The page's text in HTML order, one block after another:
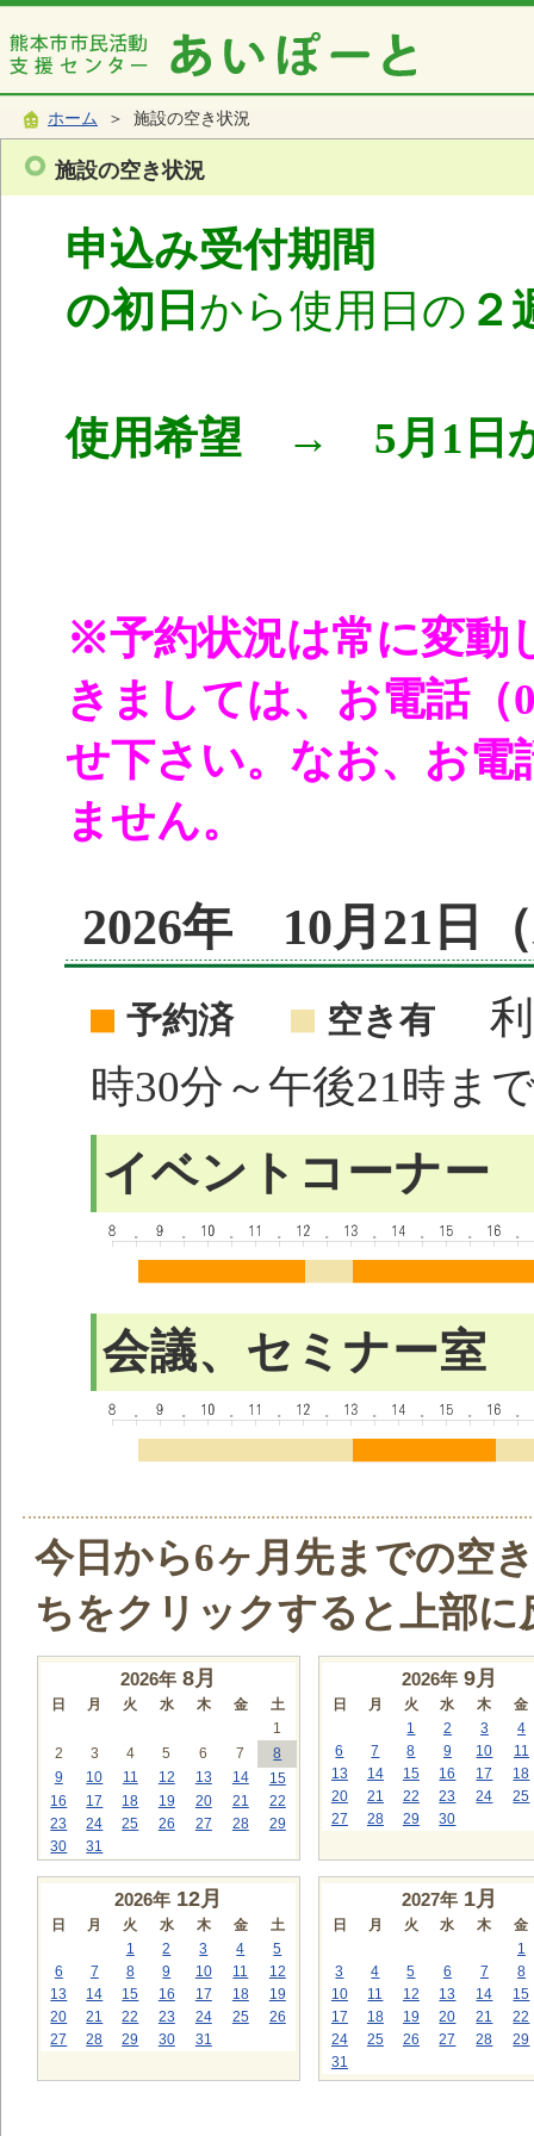
ホーム ＞ 施設の空き状況
施設の空き状況
申込み受付期間
の初日 から使用日の ２
使用希望 → 5月1日か
※予約状況は常に変動
きましては、お電話（
せ下さい。なお、お電
ません。
2026年 10月21日
予約済 空き有
利
時30分～午後21時ま
イベントコーナー
会議、セミナー室
今日から6ヶ月先までの空
ちをクリックすると上部に
2026年 8月
日 月 火 水 木 金
土
1
2
3 4 5 6 7
8
9
10 11 12 13 14
15
16
17 18 19 20 21
22
23
24 25 26 27 28
29
30
31
2026年 9月
日 月 火 水 木
金
1
2 3
4
6
7 8 9 10
11
13
14 15 16 17
18
20
21 22 23 24
25
27
28 29 30
2026年 12月
日 月 火 水 木 金
土
1
2 3 4
5
6
7 8 9 10 11
12
13
14 15 16 17 18
19
20
21 22 23 24 25
26
27
28 29 30 31
2027年 1月
日 月 火 水 木
金
1
3
4 5 6 7
8
10
11 12 13 14
15
17
18 19 20 21
22
24
25 26 27 28
29
31